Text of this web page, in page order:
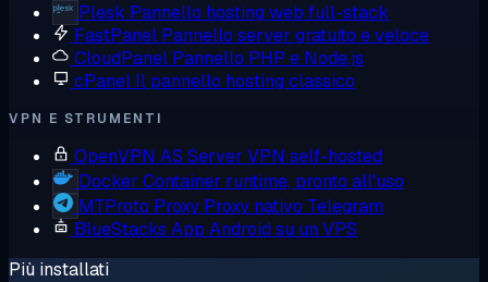
Plesk Pannello hosting web full-stack
FastPanel Pannello server gratuito e veloce
CloudPanel Pannello PHP e Node.js
cPanel Il pannello hosting classico
VPN E STRUMENTI
OpenVPN AS Server VPN self-hosted
Docker Container runtime, pronto all'uso
MTProto Proxy Proxy nativo Telegram
BlueStacks App Android su un VPS
Più installati